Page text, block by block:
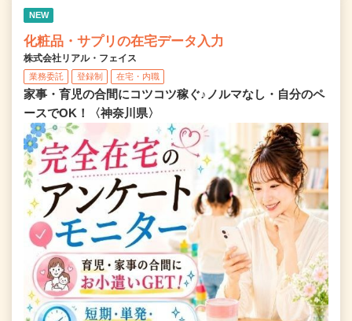
NEW
化粧品・サプリの在宅データ入力
株式会社リアル・フェイス
業務委託 登録制 在宅・内職
家事・育児の合間にコツコツ稼ぐ♪ノルマなし・自分のペ
ースでOK！〈神奈川県〉